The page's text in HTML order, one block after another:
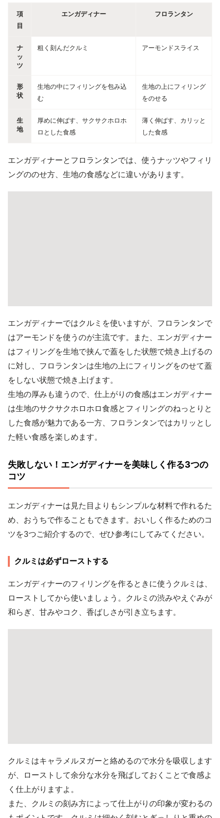
項
目
エンガディナー フロランタン
ナ
ッ
ツ
粗く刻んだクルミ アーモンドスライス
形
状
生地の中にフィリングを包み込
む
生地の上にフィリング
をのせる
生
地
厚めに伸ばす、サクサクホロホ
ロとした食感
薄く伸ばす、カリッと
した食感
エンガディナーとフロランタンでは、使うナッツやフィリ
ングののせ方、生地の食感などに違いがあります。
エンガディナーではクルミを使いますが、フロランタンで
はアーモンドを使うのが主流です。また、エンガディナー
はフィリングを生地で挟んで蓋をした状態で焼き上げるの
に対し、フロランタンは生地の上にフィリングをのせて蓋
をしない状態で焼き上げます。
生地の厚みも違うので、仕上がりの食感はエンガディナー
は生地のサクサクホロホロ食感とフィリングのねっとりと
した食感が魅力である一方、フロランタンではカリッとし
た軽い食感を楽しめます。
失敗しない！エンガディナーを美味しく作る3つの
コツ
エンガディナーは見た目よりもシンプルな材料で作れるた
め、おうちで作ることもできます。おいしく作るためのコ
ツを3つご紹介するので、ぜひ参考にしてみてください。
クルミは必ずローストする
エンガディナーのフィリングを作るときに使うクルミは、
ローストしてから使いましょう。クルミの渋みやえぐみが
和らぎ、甘みやコク、香ばしさが引き立ちます。
クルミはキャラメルヌガーと絡めるので水分を吸収します
が、ローストして余分な水分を飛ばしておくことで食感よ
く仕上がりますよ。
また、クルミの刻み方によって仕上がりの印象が変わるの